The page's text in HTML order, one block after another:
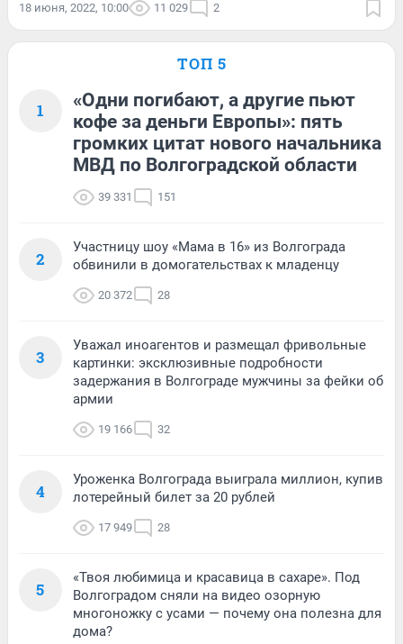
18 июня, 2022, 10:00 11 029 2
ТОП 5
1
«Одни погибают, а другие пьют
кофе за деньги Европы»: пять
громких цитат нового начальника
МВД по Волгоградской области
39 331 151
2
Участницу шоу «Мама в 16» из Волгограда
обвинили в домогательствах к младенцу
20 372 28
3
Уважал иноагентов и размещал фривольные
картинки: эксклюзивные подробности
задержания в Волгограде мужчины за фейки об
армии
19 166 32
4
Уроженка Волгограда выиграла миллион, купив
лотерейный билет за 20 рублей
17 949 28
5
«Твоя любимица и красавица в сахаре». Под
Волгоградом сняли на видео озорную
многоножку с усами — почему она полезна для
дома?